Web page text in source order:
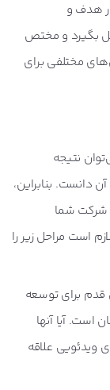
هدف و
بگیرد و مختص
مختلفی برای
نتیجه
آن دانست. بنابراین،
شرکت شما
است مراحل زیر را
قدم برای توسعه
است. آیا آنها
ویدئویی علاقه